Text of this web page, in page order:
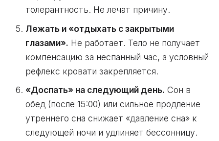
толерантность. Не лечат причину.
Лежать и «отдыхать с закрытыми
глазами». Не работает. Тело не получает
компенсацию за неспанный час, а условный
рефлекс кровати закрепляется.
«Доспать» на следующий день. Сон в
обед (после 15:00) или сильное продление
утреннего сна снижает «давление сна» к
следующей ночи и удлиняет бессонницу.